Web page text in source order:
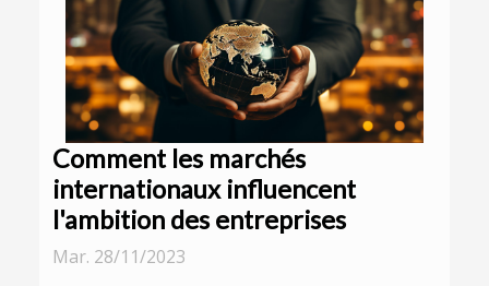
Comment les marchés
internationaux influencent
l'ambition des entreprises
Mar. 28/11/2023